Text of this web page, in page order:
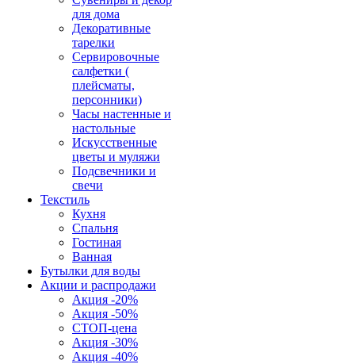
для дома
Декоративные
тарелки
Сервировочные
салфетки (
плейсматы,
персонники)
Часы настенные и
настольные
Искусственные
цветы и муляжи
Подсвечники и
свечи
Текстиль
Кухня
Спальня
Гостиная
Ванная
Бутылки для воды
Акции и распродажи
Акция -20%
Акция -50%
СТОП-цена
Акция -30%
Акция -40%